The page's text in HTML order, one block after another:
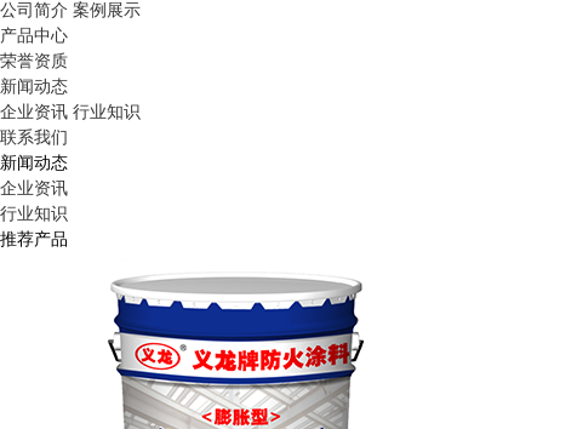
公司简介 案例展示
产品中心
荣誉资质
新闻动态
企业资讯 行业知识
联系我们
新闻动态
企业资讯
行业知识
推荐产品